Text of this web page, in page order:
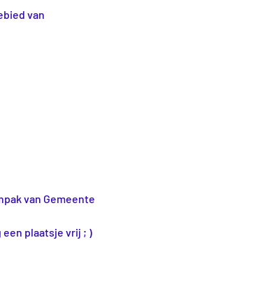
van
van Gemeente
een plaatsje vrij ; )